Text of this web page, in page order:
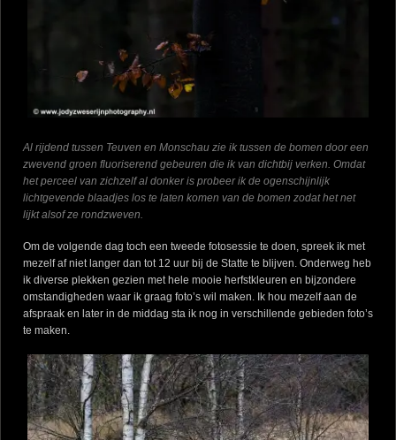
Al rijdend tussen Teuven en Monschau zie ik tussen de bomen door een
zwevend groen fluoriserend gebeuren die ik van dichtbij verken. Omdat
het perceel van zichzelf al donker is probeer ik de ogenschijnlijk
lichtgevende blaadjes los te laten komen van de bomen zodat het net
lijkt alsof ze rondzweven.
Om de volgende dag toch een tweede fotosessie te doen, spreek ik met
mezelf af niet langer dan tot 12 uur bij de Statte te blijven. Onderweg heb
ik diverse plekken gezien met hele mooie herfstkleuren en bijzondere
omstandigheden waar ik graag foto’s wil maken. Ik hou mezelf aan de
afspraak en later in de middag sta ik nog in verschillende gebieden foto’s
te maken.